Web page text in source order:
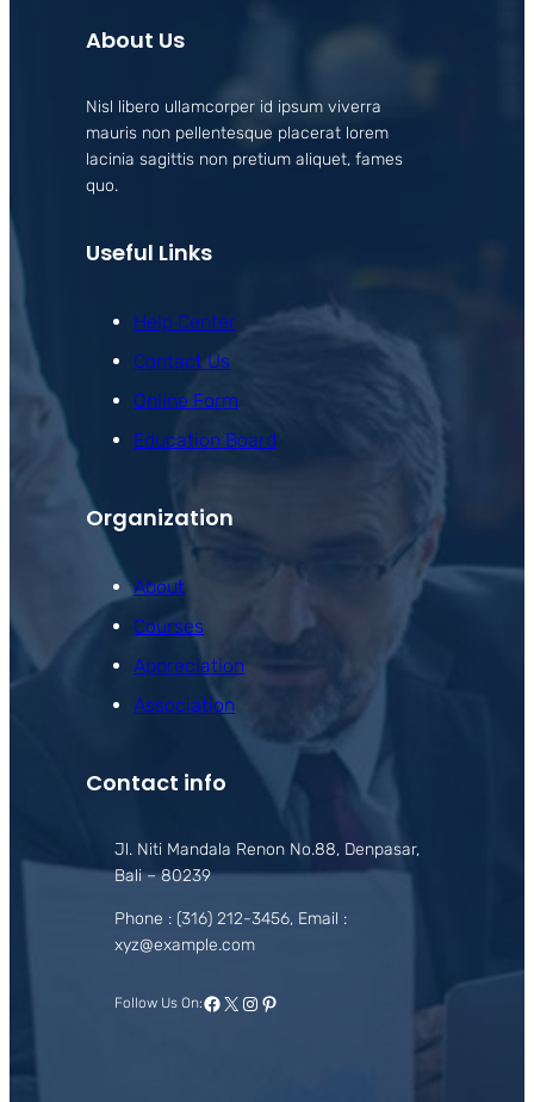
About Us
Nisl libero ullamcorper id ipsum viverra
mauris non pellentesque placerat lorem
lacinia sagittis non pretium aliquet, fames
quo.
Useful Links
Help Center
Contact Us
Online Form
Education Board
Organization
About
Courses
Appreciation
Association
Contact info
Jl. Niti Mandala Renon No.88, Denpasar,
Bali – 80239
Phone : (316) 212-3456, Email :
xyz@example.com
Follow Us On:Facebook
X Instagram
Pinterest